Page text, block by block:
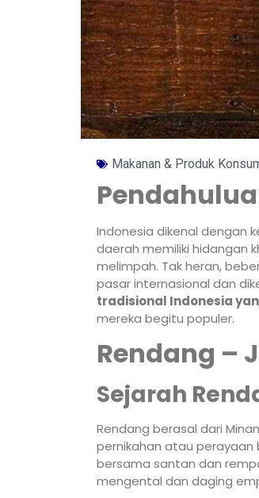
Makanan & Produk
Indonesia dikenal dengan
daerah memiliki hidangan
melimpah. Tak heran,
pasar internasional dan
tradisional Indonesia
mereka begitu populer.
Rendang –
Sejarah
Rendang berasal dari
pernikahan atau perayaan
bersama santan dan
mengental dan daging